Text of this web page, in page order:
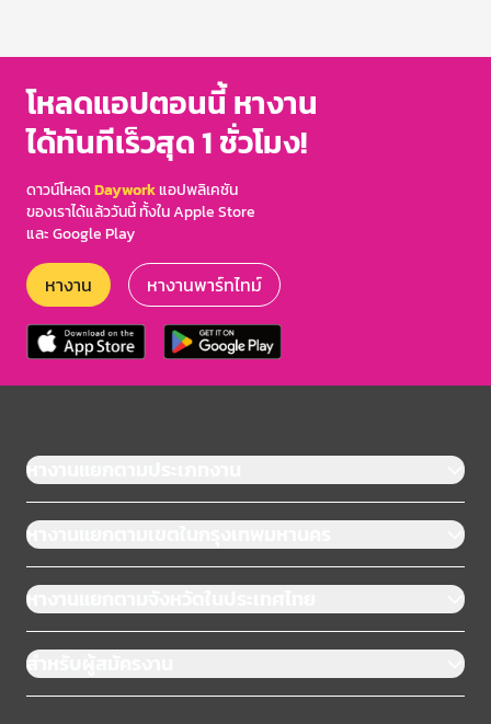
โหลดแอปตอนนี้ หางาน
ได้ทันทีเร็วสุด 1 ชั่วโมง!
ดาวน์โหลดDayworkแอปพลิเคชัน
ของเราได้แล้ววันนี้ ทั้งใน Apple Store
และ Google Play
หางาน หางานพาร์ทไทม์
หางานแยกตามประเภทงาน
หางานแยกตามเขตในกรุงเทพมหานคร
หางานแยกตามจังหวัดในประเทศไทย
สำหรับผู้สมัครงาน